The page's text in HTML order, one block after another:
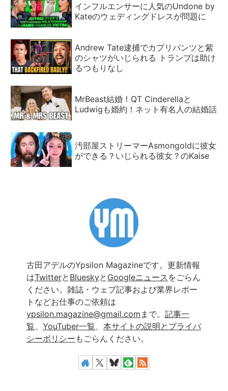
インフルエンサーに人気のUndone by
Kateのウェディングドレスが問題に
Andrew Tate逮捕でカプリパンツと紫
のシャツがいじられる トランプは助け
るつもりなし
MrBeast結婚！QT Cinderellaと
Ludwigも婚約！ネット有名人の結婚話
汚部屋ストリーマーAsmongoldに彼女
ができる？いじられる彼女？のKaise
古田アデルのYpsilon Magazineです。更新情報
はTwitterと Blueskyと Googleニュース をごらん
ください。雑誌・ウェブ記事および業界レポー
トなどお仕事のご依頼は
ypsilon.magazine@gmail.com まで。 記事一
覧
YouTuber一覧
本サイトの説明とプライバ
シーポリシー もごらんください。